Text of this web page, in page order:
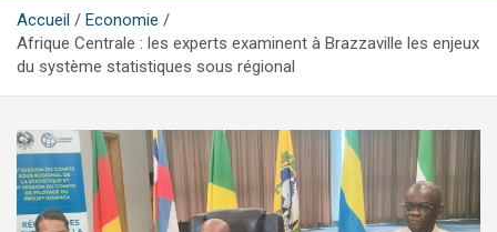
Accueil
Economie
Afrique Centrale : les experts examinent à Brazzaville les enjeux
du système statistiques sous régional